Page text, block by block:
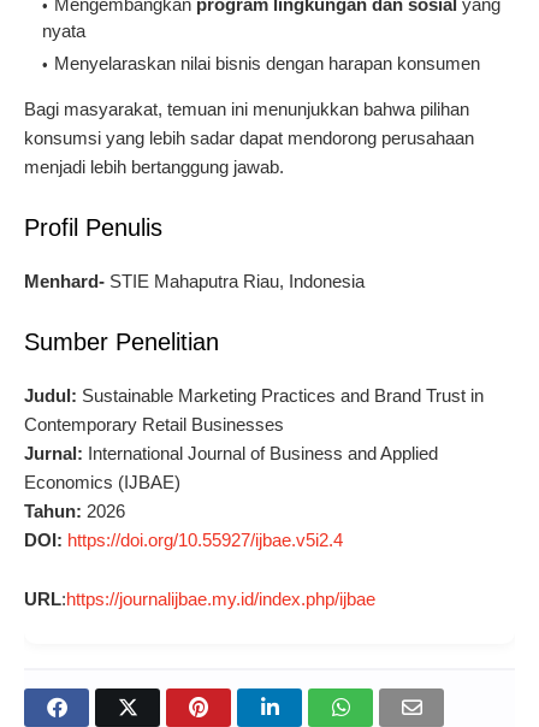
nyata
Menyelaraskan nilai bisnis dengan harapan konsumen
Bagi masyarakat, temuan ini menunjukkan bahwa pilihan
konsumsi yang lebih sadar dapat mendorong perusahaan
menjadi lebih bertanggung jawab.
Profil Penulis
Menhard- STIE Mahaputra Riau, Indonesia
Sumber Penelitian
Judul: Sustainable Marketing Practices and Brand Trust in
Contemporary Retail Businesses
Jurnal: International Journal of Business and Applied
Economics (IJBAE)
Tahun: 2026
DOI: https://doi.org/10.55927/ijbae.v5i2.4
URL:https://journalijbae.my.id/index.php/ijbae